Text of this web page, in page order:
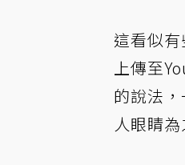
這看似
上傳至
的說法
人眼睛為